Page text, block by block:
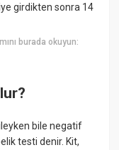
girdikten sonra 14
burada okuyun:
bile negatif
testi denir. Kit,